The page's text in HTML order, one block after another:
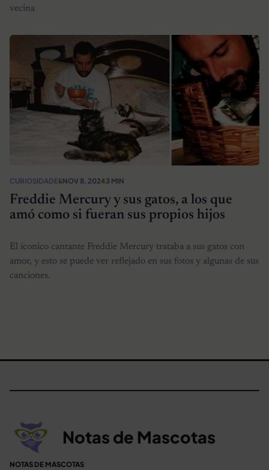
vecina
CURIOSIDADESNOV 8, 20243 MIN
Freddie Mercury y sus gatos, a los que
amó como si fueran sus propios hijos
El íconico cantante Freddie Mercury trataba a sus gatos con
amor, y esto se puede ver reflejado en sus fotos y algunas de sus
canciones.
Notas de Mascotas
NOTAS DE MASCOTAS